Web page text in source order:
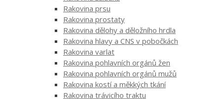
Rakovina prsu
Rakovina prostaty
Rakovina dělohy a děložního hrdla
Rakovina hlavy a CNS v pobočkách
Rakovina varlat
Rakovina pohlavních orgánů žen
Rakovina pohlavních orgánů mužů
Rakovina kostí a měkkých tkání
Rakovina trávicího traktu